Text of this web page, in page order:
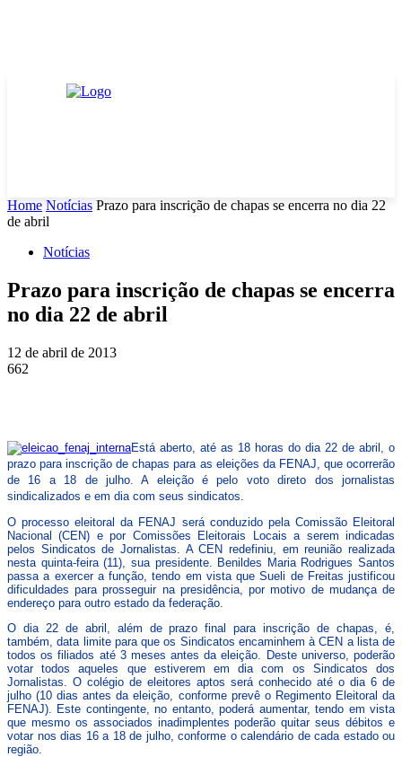
Home Notícias Prazo para inscrição de chapas se encerra no dia 22
de abril
Notícias
Prazo para inscrição de chapas se encerra
no dia 22 de abril
12 de abril de 2013
662
Está aberto, até as 18 horas do dia 22 de abril, o
prazo para inscrição de chapas para as eleições da FENAJ, que ocorrerão
de 16 a 18 de julho. A eleição é pelo voto direto dos jornalistas
sindicalizados e em dia com seus sindicatos.
O processo eleitoral da FENAJ será conduzido pela Comissão Eleitoral
Nacional (CEN) e por Comissões Eleitorais Locais a serem indicadas
pelos Sindicatos de Jornalistas. A CEN redefiniu, em reunião realizada
nesta quinta-feira (11), sua presidente. Benildes Maria Rodrigues Santos
passa a exercer a função, tendo em vista que Sueli de Freitas justificou
dificuldades para prosseguir na presidência, por motivo de mudança de
endereço para outro estado da federação.
O dia 22 de abril, além de prazo final para inscrição de chapas, é,
também, data limite para que os Sindicatos encaminhem à CEN a lista de
todos os filiados até 3 meses antes da eleição. Deste universo, poderão
votar todos aqueles que estiverem em dia com os Sindicatos dos
Jornalistas. O colégio de eleitores aptos será conhecido até o dia 6 de
julho (10 dias antes da eleição, conforme prevê o Regimento Eleitoral da
FENAJ). Este contingente, no entanto, poderá aumentar, tendo em vista
que mesmo os associados inadimplentes poderão quitar seus débitos e
votar nos dias 16 a 18 de julho, conforme o calendário de cada estado ou
região.